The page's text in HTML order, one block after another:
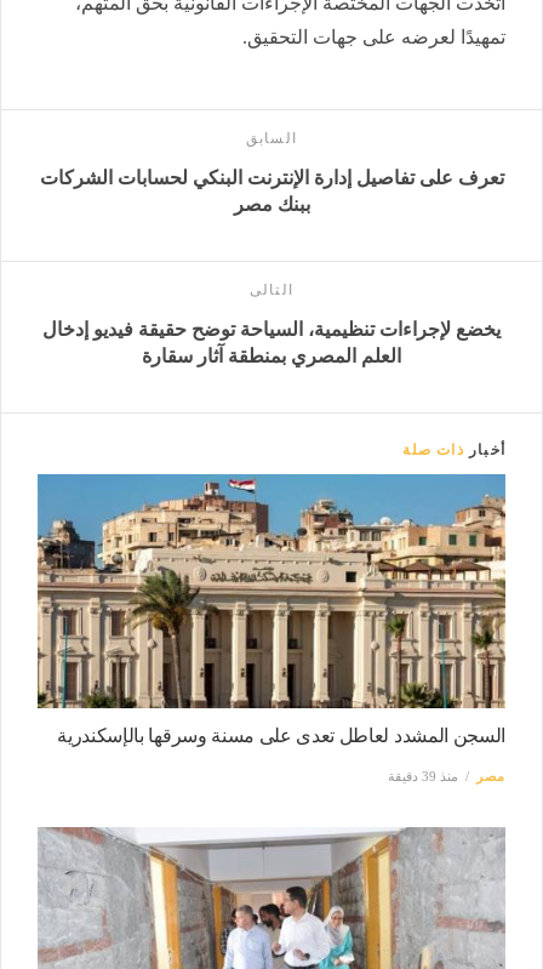
تمهيدًا لعرضه على جهات التحقيق.
السابق
تعرف على تفاصيل إدارة الإنترنت البنكي لحسابات الشركات
ببنك مصر
التالى
يخضع لإجراءات تنظيمية، السياحة توضح حقيقة فيديو إدخال
العلم المصري بمنطقة آثار سقارة
أخبار ذات صلة
السجن المشدد لعاطل تعدى على مسنة وسرقها بالإسكندرية
مصر منذ 39 دقيقة